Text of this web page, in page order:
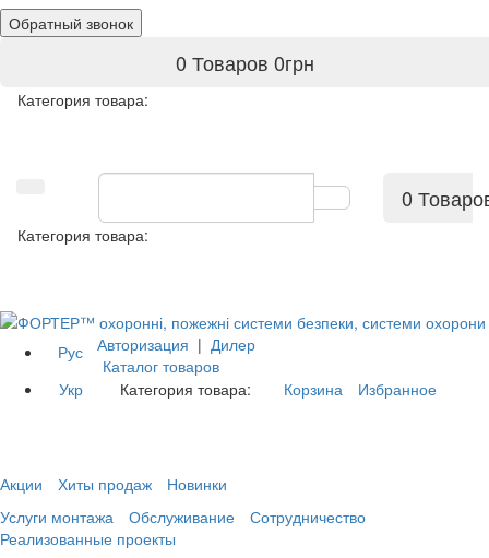
Обратный звонок
0 Товаров 0грн
Категория товара:
0
Категория товара:
Рус
Укр
Авторизация | Дилер
Каталог товаров
Категория товара:
Корзина Избранное
Акции Хиты продаж
Новинки
Услуги монтажа
Обслуживание
Сотрудничество
Реализованные проекты